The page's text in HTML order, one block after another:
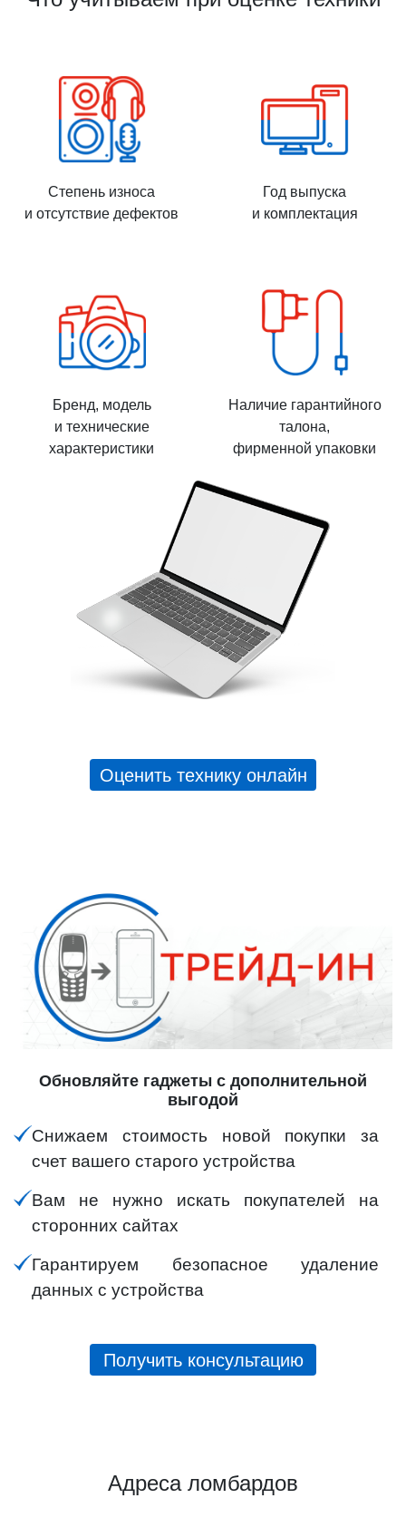
Степень износа
и отсутствие дефектов
Год выпуска
и комплектация
Бренд, модель
и технические
характеристики
Наличие гарантийного
талона,
фирменной упаковки
Оценить технику онлайн
Обновляйте гаджеты с дополнительной
выгодой
Снижаем стоимость новой покупки за
счет вашего старого устройства
Вам не нужно искать покупателей на
сторонних сайтах
Гарантируем безопасное удаление
данных с устройства
Получить консультацию
Адреса ломбардов